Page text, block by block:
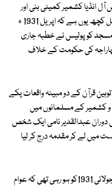
ردعمل میں آل انڈیا کشمیر کمیٹی بنی اور
کشمیریوں کیلئے آواز بلند کی گئی۔ جس کی تفصیل کچھ یوں ہے کہ اپریل 1931 ء
کو پولیس نے خطبہ جاری
کی حکومت کے خلاف
قرآن کے دو مبینہ واقعات یکے
کشمیر کے مسلمانوں میں
دوران عبدالقدیر نامی ایک شخص
میں لے کر مقدمہ درج کر لیا
قدیر خان پر قائم بغاوت کے مقدمے کی سماعت 13جولائی 1931کو ہو رہی تھی کہ عوام